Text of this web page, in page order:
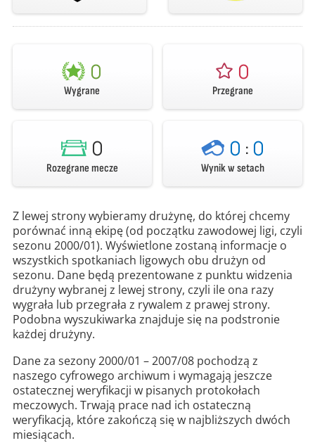
0
Wygrane
0
Przegrane
0
Rozegrane mecze
0 : 0
Wynik w setach
Z lewej strony wybieramy drużynę, do której chcemy
porównać inną ekipę (od początku zawodowej ligi, czyli
sezonu 2000/01). Wyświetlone zostaną informacje o
wszystkich spotkaniach ligowych obu drużyn od
sezonu. Dane będą prezentowane z punktu widzenia
drużyny wybranej z lewej strony, czyli ile ona razy
wygrała lub przegrała z rywalem z prawej strony.
Podobna wyszukiwarka znajduje się na podstronie
każdej drużyny.
Dane za sezony 2000/01 – 2007/08 pochodzą z
naszego cyfrowego archiwum i wymagają jeszcze
ostatecznej weryfikacji w pisanych protokołach
meczowych. Trwają prace nad ich ostateczną
weryfikacją, które zakończą się w najbliższych dwóch
miesiącach.